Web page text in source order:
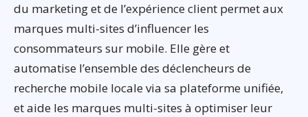
du marketing et de l’expérience client permet aux
marques multi-sites d’influencer les
consommateurs sur mobile. Elle gère et
automatise l’ensemble des déclencheurs de
recherche mobile locale via sa plateforme unifiée,
et aide les marques multi-sites à optimiser leur